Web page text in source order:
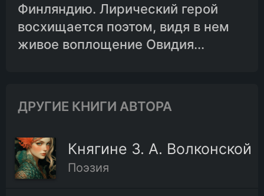
Финляндию. Лирический герой
восхищается поэтом, видя в нем
живое воплощение Овидия...
ДРУГИЕ КНИГИ АВТОРА
Княгине 3. А. Волконской
Поэзия